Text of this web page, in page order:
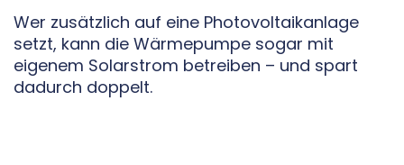
Wer zusätzlich auf eine Photovoltaikanlage
setzt, kann die Wärmepumpe sogar mit
eigenem Solarstrom betreiben – und spart
dadurch doppelt.